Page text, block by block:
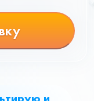
и